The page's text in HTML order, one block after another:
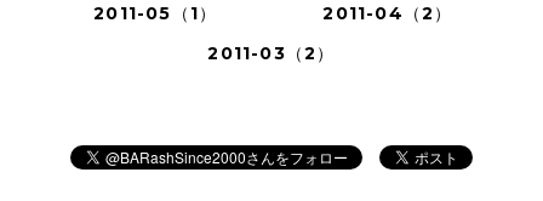
2011-05（1）
2011-04（2）
2011-03（2）